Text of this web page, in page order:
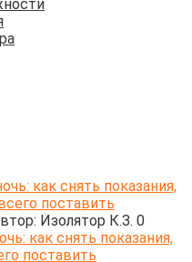
как снять показания,
поставить
Изолятор К.З. 0